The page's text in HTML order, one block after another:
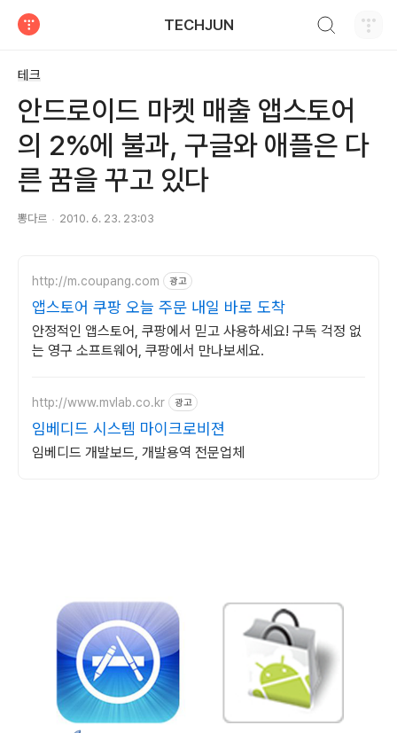
TECHJUN
테크
안드로이드 마켓 매출 앱스토어
의 2%에 불과, 구글와 애플은 다
른 꿈을 꾸고 있다
뽕다르 2010. 6. 23. 23:03
http://m.coupang.com 광고
앱스토어 쿠팡 오늘 주문 내일 바로 도착
안정적인 앱스토어, 쿠팡에서 믿고 사용하세요! 구독 걱정 없
는 영구 소프트웨어, 쿠팡에서 만나보세요.
http://www.mvlab.co.kr 광고
임베디드 시스템 마이크로비젼
임베디드 개발보드, 개발용역 전문업체